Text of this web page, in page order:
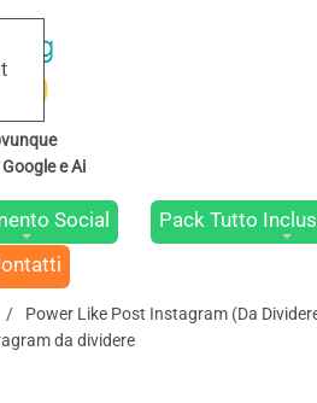
Social Pack Tutto
Power Like Post Instagram (Da
da dividere